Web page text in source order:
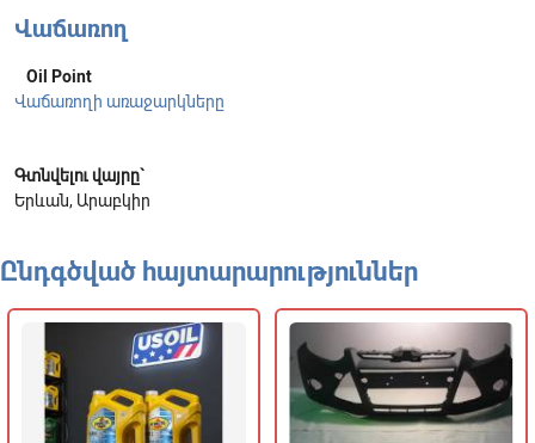
Վաճառող
Oil Point
Վաճառողի առաջարկները
Գտնվելու վայրը`
Երևան, Արաբկիր
Ընդգծված հայտարարություններ